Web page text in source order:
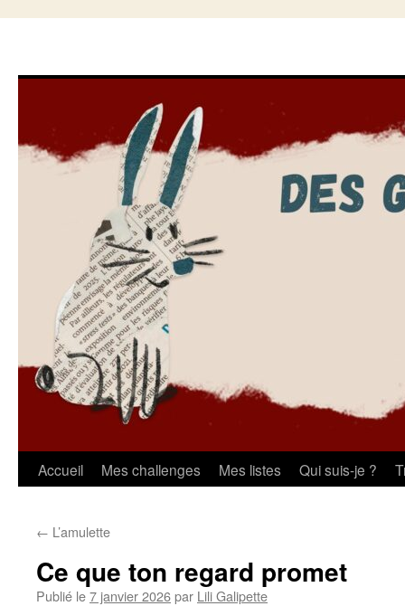
Aller
contenu
Accueil Mes challenges Mes listes Qui suis-je ?
← L’amulette
Ce que ton regard promet
Publié le7 janvier 2026par Lili Galipette